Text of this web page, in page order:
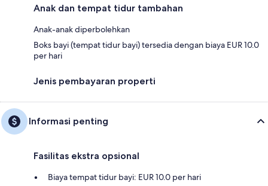
Anak dan tempat tidur tambahan
Anak-anak diperbolehkan
Boks bayi (tempat tidur bayi) tersedia dengan biaya EUR 10.0
per hari
Jenis pembayaran properti
Informasi penting
Fasilitas ekstra opsional
Biaya tempat tidur bayi: EUR 10.0 per hari